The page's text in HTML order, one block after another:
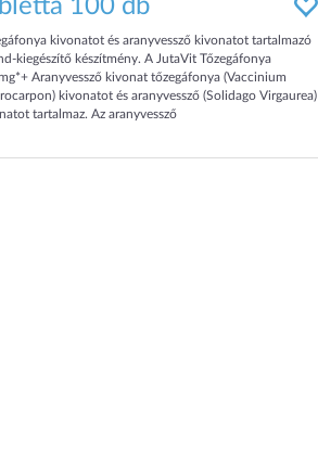
100 db
kivonatot és aranyvessző kivonatot tartalmazó
kiegészítő készítmény. A JutaVit Tőzegáfonya
Aranyvessző kivonat tőzegáfonya (Vaccinium
kivonatot és aranyvessző (Solidago Virgaurea)
tartalmaz. Az aranyvessző